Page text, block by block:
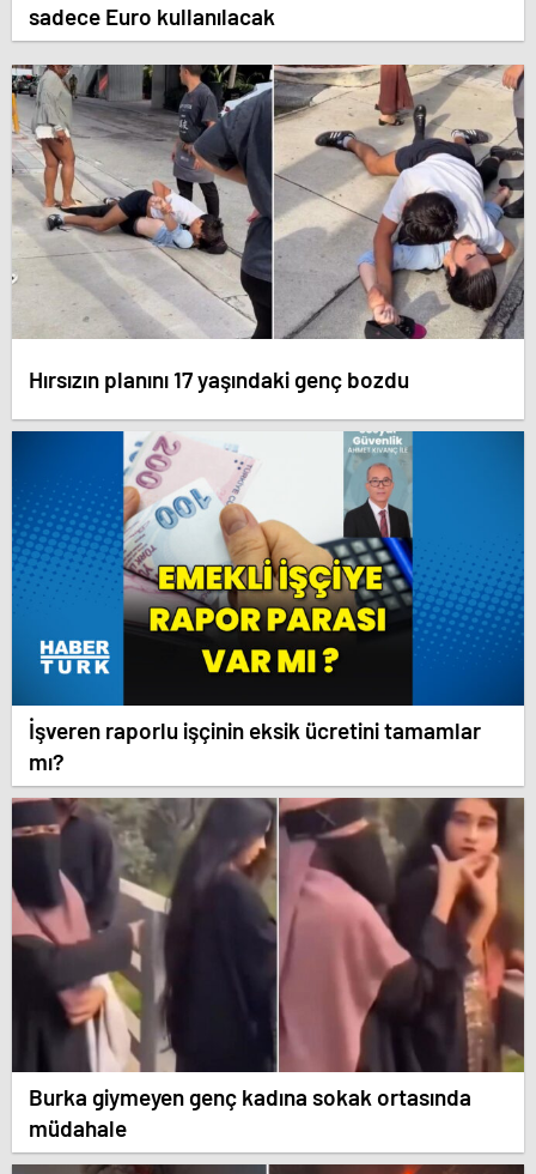
sadece Euro kullanılacak
Hırsızın planını 17 yaşındaki genç bozdu
İşveren raporlu işçinin eksik ücretini tamamlar
mı?
Burka giymeyen genç kadına sokak ortasında
müdahale